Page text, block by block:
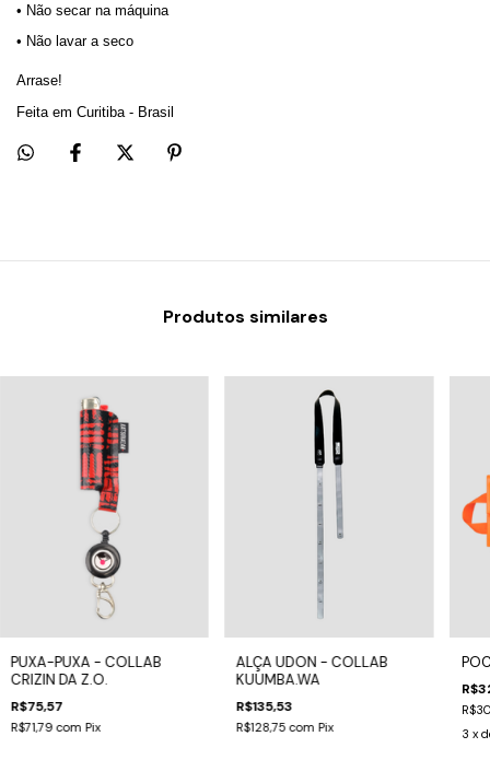
• Não secar na máquina
• Não lavar a seco
Arrase!
Feita em Curitiba - Brasil
Produtos similares
PUXA-PUXA - COLLAB
CRIZIN DA Z.O.
R$75,57
R$71,79com Pix
ALÇA UDON - COLLAB
KUUMBA.WA
R$135,53
R$128,75com Pix
3 x